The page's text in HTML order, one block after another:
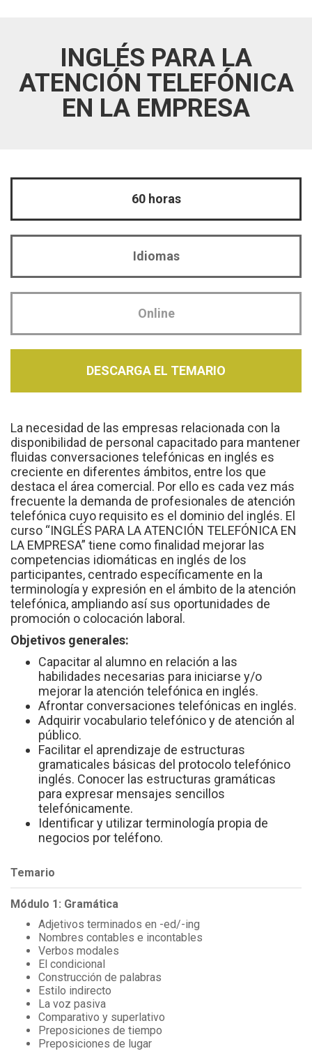
INGLÉS PARA LA
ATENCIÓN TELEFÓNICA
EN LA EMPRESA
60 horas
Idiomas
Online
DESCARGA EL TEMARIO
La necesidad de las empresas relacionada con la
disponibilidad de personal capacitado para mantener
fluidas conversaciones telefónicas en inglés es
creciente en diferentes ámbitos, entre los que
destaca el área comercial. Por ello es cada vez más
frecuente la demanda de profesionales de atención
telefónica cuyo requisito es el dominio del inglés. El
curso “INGLÉS PARA LA ATENCIÓN TELEFÓNICA EN
LA EMPRESA” tiene como finalidad mejorar las
competencias idiomáticas en inglés de los
participantes, centrado específicamente en la
terminología y expresión en el ámbito de la atención
telefónica, ampliando así sus oportunidades de
promoción o colocación laboral.
Objetivos generales:
Capacitar al alumno en relación a las
habilidades necesarias para iniciarse y/o
mejorar la atención telefónica en inglés.
Afrontar conversaciones telefónicas en inglés.
Adquirir vocabulario telefónico y de atención al
público.
Facilitar el aprendizaje de estructuras
gramaticales básicas del protocolo telefónico
inglés. Conocer las estructuras gramáticas
para expresar mensajes sencillos
telefónicamente.
Identificar y utilizar terminología propia de
negocios por teléfono.
Temario
Módulo 1: Gramática
Adjetivos terminados en -ed/-ing
Nombres contables e incontables
Verbos modales
El condicional
Construcción de palabras
Estilo indirecto
La voz pasiva
Comparativo y superlativo
Preposiciones de tiempo
Preposiciones de lugar